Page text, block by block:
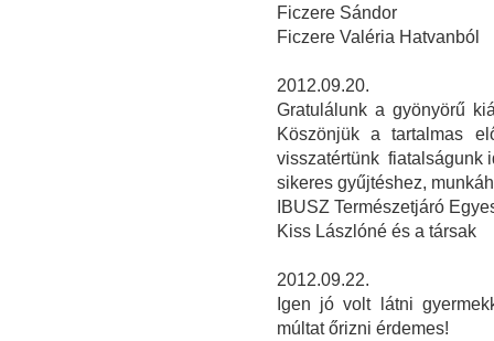
Ficzere Sándor
Ficzere Valéria Hatvanból
2012.09.20.
Gratulálunk a gyönyörű
Köszönjük a tartalmas
visszatértünk fiatalságunk
sikeres gyűjtéshez,
IBUSZ Természetjáró
Kiss Lászlóné és a társak
2012.09.22.
Igen jó volt látni
múltat őrizni érdemes!